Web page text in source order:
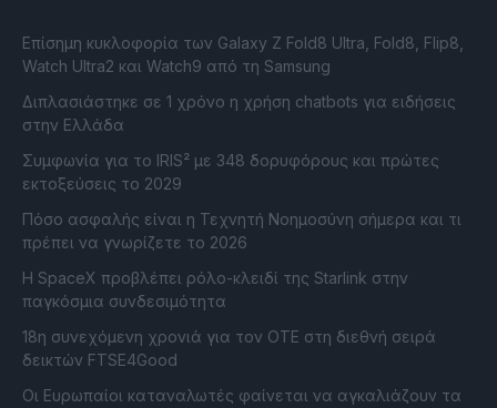
Επίσημη κυκλοφορία των Galaxy Z Fold8 Ultra, Fold8, Flip8,
Watch Ultra2 και Watch9 από τη Samsung
Διπλασιάστηκε σε 1 χρόνο η χρήση chatbots για ειδήσεις
στην Ελλάδα
Συμφωνία για το IRIS² με 348 δορυφόρους και πρώτες
εκτοξεύσεις το 2029
Πόσο ασφαλής είναι η Τεχνητή Νοημοσύνη σήμερα και τι
πρέπει να γνωρίζετε το 2026
Η SpaceX προβλέπει ρόλο-κλειδί της Starlink στην
παγκόσμια συνδεσιμότητα
18η συνεχόμενη χρονιά για τον ΟΤΕ στη διεθνή σειρά
δεικτών FTSE4Good
Οι Ευρωπαίοι καταναλωτές φαίνεται να αγκαλιάζουν τα